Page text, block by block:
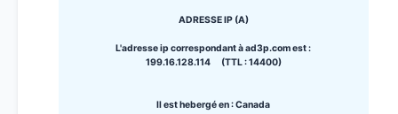
ADRESSE IP (A)
L'adresse ip correspondant à ad3p.com est :
199.16.128.114 (TTL : 14400)
Il est hebergé en : Canada